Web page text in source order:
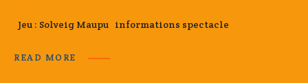
Jeu : Solveig Maupu informations spectacle
READ MORE